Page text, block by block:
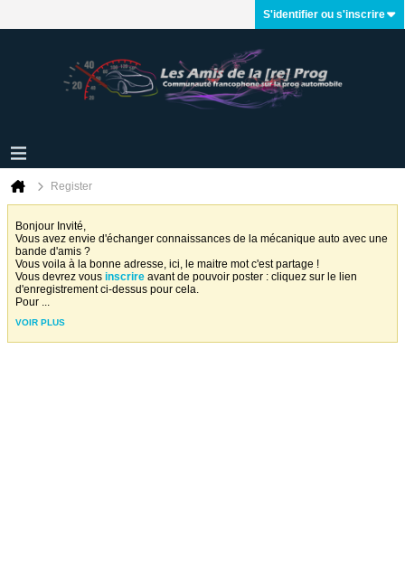
S'identifier ou s'inscrire
Register
Bonjour Invité,
Vous avez envie d'échanger connaissances de la mécanique auto avec une
bande d'amis ?
Vous voila à la bonne adresse, ici, le maitre mot c'est partage !
Vous devrez vous inscrire avant de pouvoir poster : cliquez sur le lien
d'enregistrement ci-dessus pour cela.
Pour ...
VOIR PLUS